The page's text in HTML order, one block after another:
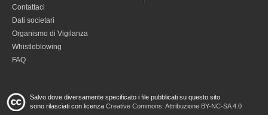
Contattaci
Dati societari
Organismo di Vigilanza
Whistleblowing
FAQ
Salvo dove diversamente specificato i file pubblicati su questo sito
sono rilasciati con licenza Creative Commons: Attribuzione BY-NC-SA 4.0